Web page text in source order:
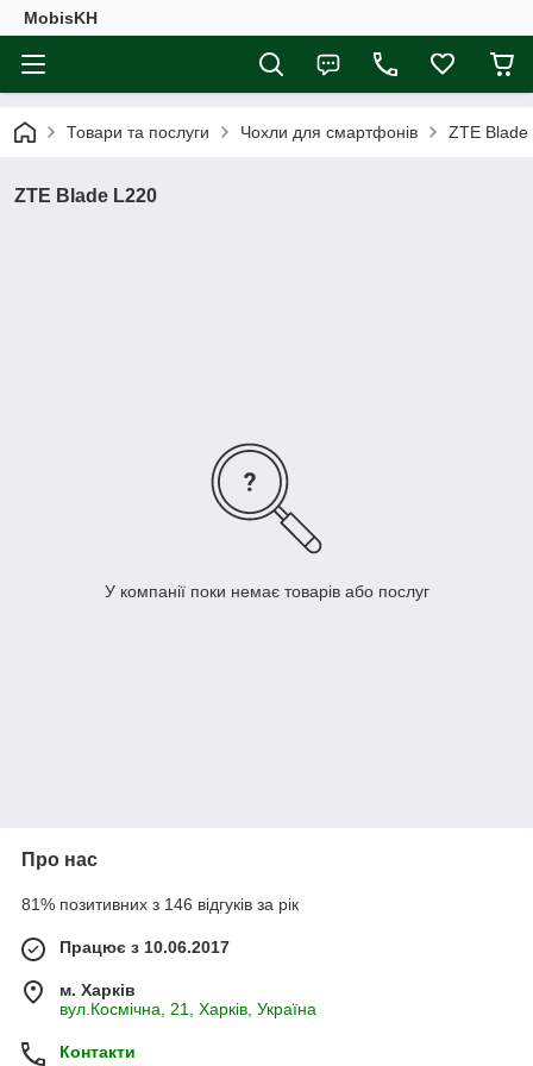
MobisKH
Товари та послуги Чохли для смартфонів ZTE Blade
ZTE Blade L220
У компанії поки немає товарів або послуг
Про нас
81% позитивних з 146 відгуків за рік
Працює з 10.06.2017
м. Харків
вул.Космічна, 21, Харків, Україна
Контакти